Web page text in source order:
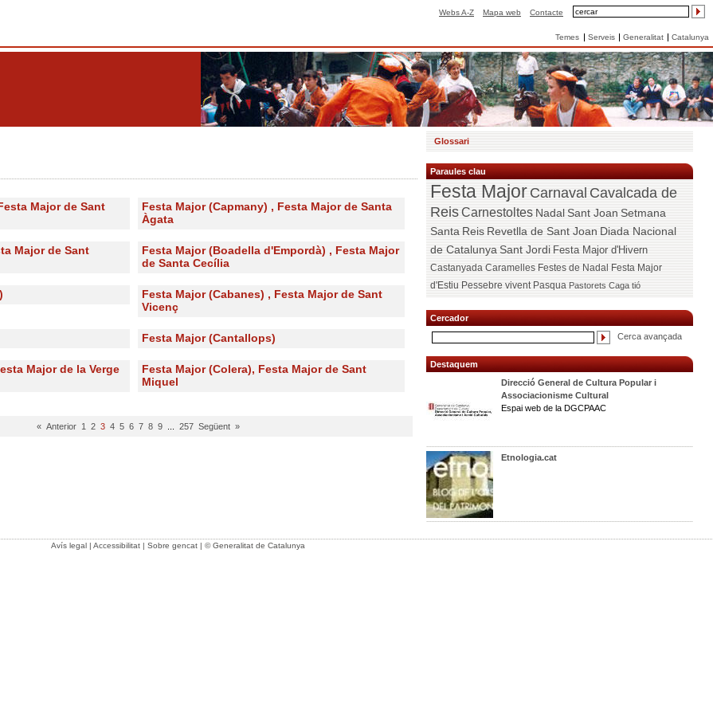
Webs A-Z Mapa web Contacte
Temes Serveis Generalitat Catalunya
Major de Sant
Festa Major (Capmany) , Festa Major de Santa
Àgata
Major de Sant
Festa Major (Boadella d'Empordà) , Festa Major
de Santa Cecília
Festa Major (Cabanes) , Festa Major de Sant
Vicenç
Festa Major (Cantallops)
Major de la Verge
Festa Major (Colera), Festa Major de Sant
Miquel
« Anterior 1 2 3 4 5 6 7 8 9... 257 Següent »
Glossari
Paraules clau
Festa MajorCarnavalCavalcada de
ReisCarnestoltesNadalSant JoanSetmana
SantaReisRevetlla de Sant JoanDiada Nacional
de CatalunyaSant Jordi Festa Major d'Hivern
Castanyada Caramelles Festes de Nadal Festa Major
d'Estiu Pessebre vivent Pasqua Pastorets Caga tió
Cercador
Cerca avançada
Destaquem
Direcció General de Cultura Popular i
Associacionisme Cultural
Espai web de la DGCPAAC
Etnologia.cat
Avís legal| Accessibilitat| Sobre gencat| © Generalitat de Catalunya